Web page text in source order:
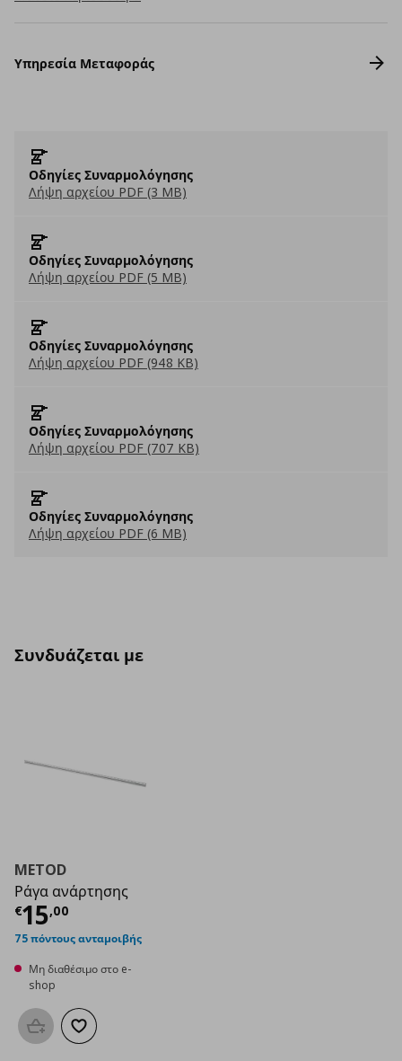
Υπηρεσία Μεταφοράς
Οδηγίες Συναρμολόγησης
Λήψη αρχείου PDF (3 MB)
Οδηγίες Συναρμολόγησης
Λήψη αρχείου PDF (5 MB)
Οδηγίες Συναρμολόγησης
Λήψη αρχείου PDF (948 KB)
Οδηγίες Συναρμολόγησης
Λήψη αρχείου PDF (707 KB)
Οδηγίες Συναρμολόγησης
Λήψη αρχείου PDF (6 MB)
Συνδυάζεται με
METOD
Ράγα ανάρτησης
€15,00
Τρέχουσα τιμή
75 πόντους ανταμοιβής
Μη διαθέσιμο στο e-
shop
Προσθήκη στο καλάθι
Προσθήκη στα αγαπημένα